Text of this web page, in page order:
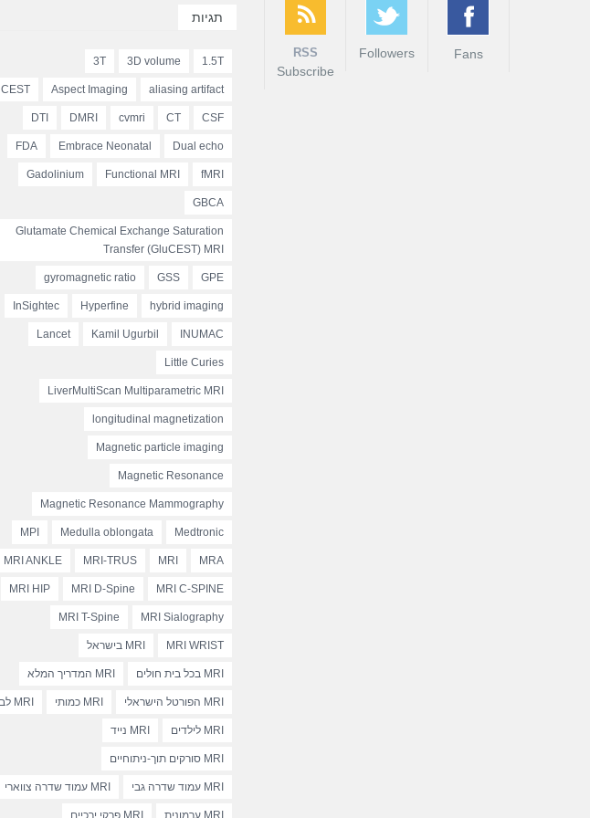
RSS
Subscribe
Followers Fans
תגיות
1.5T
3D volume
3T
aliasing artifact
Aspect Imaging
CEST
CSF
CT
cvmri
DMRI
DTI
Dual echo
Embrace Neonatal
FDA
fMRI
Functional MRI
Gadolinium
GBCA
Glutamate Chemical Exchange Saturation
Transfer (GluCEST) MRI
GPE
GSS
gyromagnetic ratio
hybrid imaging
Hyperfine
InSightec
INUMAC
Kamil Ugurbil
Lancet
Little Curies
LiverMultiScan Multiparametric MRI
longitudinal magnetization
Magnetic particle imaging
Magnetic Resonance
Magnetic Resonance Mammography
Medtronic
Medulla oblongata
MPI
MRA
MRI
MRI-TRUS
MRI ANKLE
MRI C-SPINE
MRI D-Spine
MRI HIP
MRI Sialography
MRI T-Spine
MRI WRIST MRI בישראל
MRI בכל בית חולים MRI המדריך המלא
MRI הפורטל הישראלי MRI כמותי MRI לב
MRI לילדים MRI נייד
MRI סורקים תוך-ניתוחיים
MRI עמוד שדרה גבי MRI עמוד שדרה צווארי
MRI ערמונית MRI פרקי ירכיים